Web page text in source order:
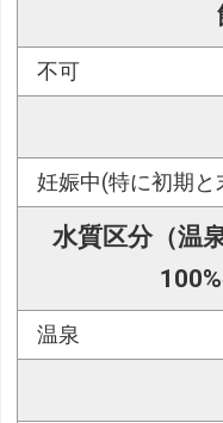
不可
妊娠中(特に初期と
水質区分（温
温泉